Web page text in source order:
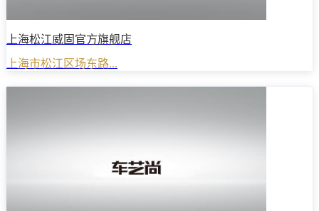
上海松江威固官方旗舰店
上海市松江区场东路...